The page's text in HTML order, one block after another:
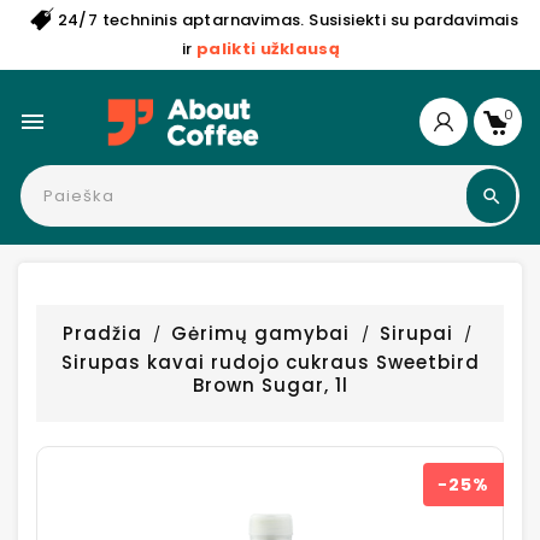
24/7 techninis aptarnavimas. Susisiekti su pardavimais
ir palikti užklausą
 0
Pradžia Gėrimų gamybai
Sirupai
Sirupas kavai rudojo cukraus Sweetbird
Brown Sugar, 1l
−25%